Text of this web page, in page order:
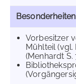
Besonderheiten
Vorbesitzer
Mühlteil
(Menhardt S.